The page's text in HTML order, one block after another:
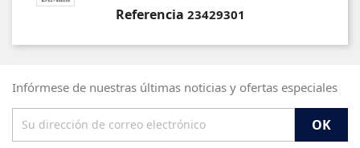
Referencia 23429301
Infórmese de nuestras últimas noticias y ofertas especiales